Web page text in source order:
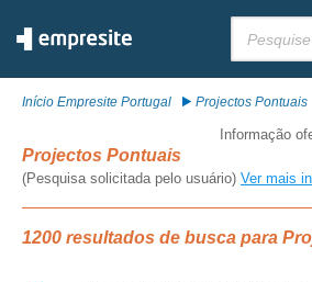
Início Empresite Portugal Projectos Pontuais
Informação
Projectos Pontuais
(Pesquisa solicitada pelo usuário) Ver mais
1200 resultados de busca para